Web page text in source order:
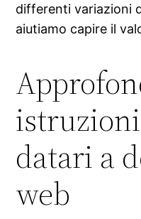
differenti variazioni
aiutiamo capire il
datari a
web